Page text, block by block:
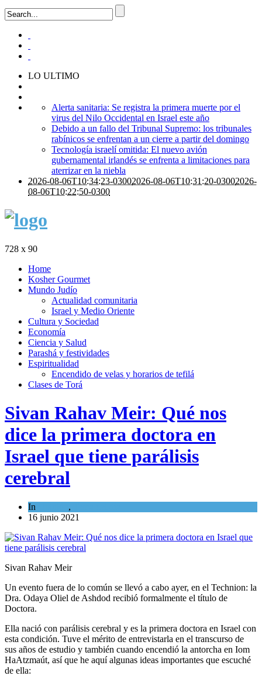
LO ULTIMO
Alerta sanitaria: Se registra la primera muerte por el
virus del Nilo Occidental en Israel este año
Debido a un fallo del Tribunal Supremo: los tribunales
rabínicos se enfrentan a un cierre a partir del domingo
Tecnología israelí omitida: El nuevo avión
gubernamental irlandés se enfrenta a limitaciones para
aterrizar en la niebla
2026-08-06T10:34:23-03002026-08-06T10:31:20-03002026-
08-06T10:22:50-0300
728 x 90
Home
Kosher Gourmet
Mundo Judío
Actualidad comunitaria
Israel y Medio Oriente
Cultura y Sociedad
Economía
Ciencia y Salud
Parashá y festividades
Espiritualidad
Encendido de velas y horarios de tefilá
Clases de Torá
Sivan Rahav Meir: Qué nos
dice la primera doctora en
Israel que tiene parálisis
cerebral
In ,
16 junio 2021
Sivan Rahav Meir
Un evento fuera de lo común se llevó a cabo ayer, en el Technion: la
Dra. Odaya Oliel de Ashdod recibió formalmente el título de
Doctora.
Ella nació con parálisis cerebral y es la primera doctora en Israel con
esta condición. Tuve el mérito de entrevistarla en el transcurso de
sus años de estudio y también cuando encendió la antorcha en Iom
HaAtzmaút, así que he aquí algunas ideas importantes que escuché
de ella: